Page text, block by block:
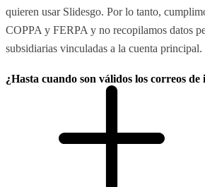
quieren usar Slidesgo. Por lo tanto,
COPPA y FERPA y no recopilamos datos
subsidiarias vinculadas a la cuenta principal.
¿Hasta cuando son válidos los correos de